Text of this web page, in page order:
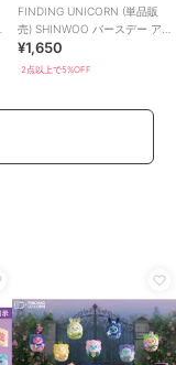
FINDING UNICORN (単品販
売) SHINWOO バースデー ア
ローン ブラインド
¥1,650
2点以上で5%OFF